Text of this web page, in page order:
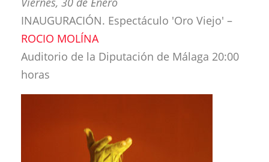
INAUGURACIÓN. Espectáculo 'Oro Viejo' –
ROCIO MOLÍNA
Auditorio de la Diputación de Málaga 20:00
horas